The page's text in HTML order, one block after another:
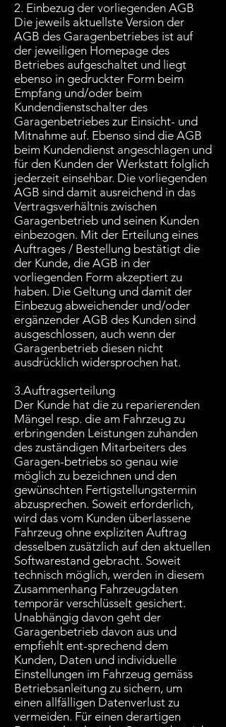
2. Einbezug der vorliegenden AGB
Die jeweils aktuellste Version der
AGB des Garagenbetriebes ist auf
der jeweiligen Homepage des
Betriebes aufgeschaltet und liegt
ebenso in gedruckter Form beim
Empfang und/oder beim
Kundendienstschalter des
Garagenbetriebes zur Einsicht- und
Mitnahme auf. Ebenso sind die AGB
beim Kundendienst angeschlagen und
für den Kunden der Werkstatt folglich
jederzeit einsehbar. Die vorliegenden
AGB sind damit ausreichend in das
Vertragsverhältnis zwischen
Garagenbetrieb und seinen Kunden
einbezogen. Mit der Erteilung eines
Auftrages / Bestellung bestätigt die
der Kunde, die AGB in der
vorliegenden Form akzeptiert zu
haben. Die Geltung und damit der
Einbezug abweichender und/oder
ergänzender AGB des Kunden sind
ausgeschlossen, auch wenn der
Garagenbetrieb diesen nicht
ausdrücklich widersprochen hat.
3.Auftragserteilung
Der Kunde hat die zu reparierenden
Mängel resp. die am Fahrzeug zu
erbringenden Leistungen zuhanden
des zuständigen Mitarbeiters des
Garagen-betriebs so genau wie
möglich zu bezeichnen und den
gewünschten Fertigstellungstermin
abzusprechen. Soweit erforderlich,
wird das vom Kunden überlassene
Fahrzeug ohne expliziten Auftrag
desselben zusätzlich auf den aktuellen
Softwarestand gebracht. Soweit
technisch möglich, werden in diesem
Zusammenhang Fahrzeugdaten
temporär verschlüsselt gesichert.
Unabhängig davon geht der
Garagenbetrieb davon aus und
empfiehlt ent-sprechend dem
Kunden, Daten und individuelle
Einstellungen im Fahrzeug gemäss
Betriebsanleitung zu sichern, um
einen allfälligen Datenverlust zu
vermeiden. Für einen derartigen